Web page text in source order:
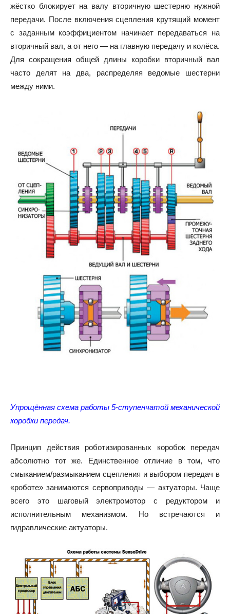
жёстко блокирует на валу вторичную шестерню нужной
передачи. После включения сцепления крутящий момент
с заданным коэффициентом начинает передаваться на
вторичный вал, а от него — на главную передачу и колёса.
Для сокращения общей длины коробки вторичный вал
часто делят на два, распределяя ведомые шестерни
между ними.
Упрощённая схема работы 5-ступенчатой механической
коробки передач.
Принцип действия роботизированных коробок передач
абсолютно тот же. Единственное отличие в том, что
смыканием/размыканием сцепления и выбором передач в
«роботе» занимаются сервоприводы — актуаторы. Чаще
всего это шаговый электромотор с редуктором и
исполнительным механизмом. Но встречаются и
гидравлические актуаторы.